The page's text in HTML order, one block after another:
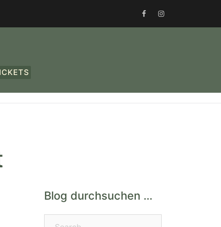
FACEBOOKINSTAGRAM
Blog durchsuchen …